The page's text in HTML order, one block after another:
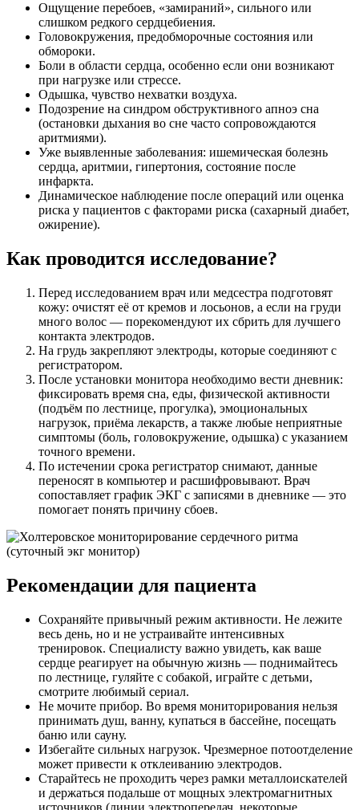
Ощущение перебоев, «замираний», сильного или
слишком редкого сердцебиения.
Головокружения, предобморочные состояния или
обмороки.
Боли в области сердца, особенно если они возникают
при нагрузке или стрессе.
Одышка, чувство нехватки воздуха.
Подозрение на синдром обструктивного апноэ сна
(остановки дыхания во сне часто сопровождаются
аритмиями).
Уже выявленные заболевания: ишемическая болезнь
сердца, аритмии, гипертония, состояние после
инфаркта.
Динамическое наблюдение после операций или оценка
риска у пациентов с факторами риска (сахарный диабет,
ожирение).
Как проводится исследование?
Перед исследованием врач или медсестра подготовят
кожу: очистят её от кремов и лосьонов, а если на груди
много волос — порекомендуют их сбрить для лучшего
контакта электродов.
На грудь закрепляют электроды, которые соединяют с
регистратором.
После установки монитора необходимо вести дневник:
фиксировать время сна, еды, физической активности
(подъём по лестнице, прогулка), эмоциональных
нагрузок, приёма лекарств, а также любые неприятные
симптомы (боль, головокружение, одышка) с указанием
точного времени.
По истечении срока регистратор снимают, данные
переносят в компьютер и расшифровывают. Врач
сопоставляет график ЭКГ с записями в дневнике — это
помогает понять причину сбоев.
Рекомендации для пациента
Сохраняйте привычный режим активности. Не лежите
весь день, но и не устраивайте интенсивных
тренировок. Специалисту важно увидеть, как ваше
сердце реагирует на обычную жизнь — поднимайтесь
по лестнице, гуляйте с собакой, играйте с детьми,
смотрите любимый сериал.
Не мочите прибор. Во время мониторирования нельзя
принимать душ, ванну, купаться в бассейне, посещать
баню или сауну.
Избегайте сильных нагрузок. Чрезмерное потоотделение
может привести к отклеиванию электродов.
Старайтесь не проходить через рамки металлоискателей
и держаться подальше от мощных электромагнитных
источников (линии электропередач, некоторые